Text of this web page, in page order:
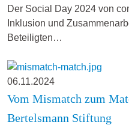
Der Social Day 2024 von
Inklusion und
Beteiligten…
06.11.2024
Vom Mismatch zum
Bertelsmann Stiftung